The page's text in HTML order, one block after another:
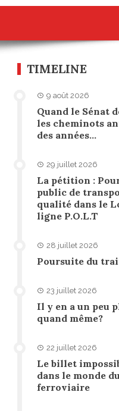
TIMELINE
9 août 2026
Quand le Sénat
les cheminots
des années…
29 juillet 2026
La pétition :
public de
qualité dans le
ligne P.O.L.T
28 juillet 2026
Poursuite du
23 juillet 2026
Il y en a un peu
quand même?
22 juillet 2026
Le billet
dans le monde
ferroviaire